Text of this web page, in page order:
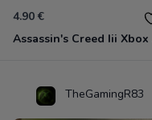
4.90 €
TheGamingR83